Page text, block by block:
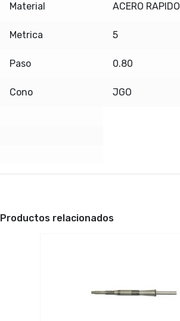
Material ACERO RAPIDO
Metrica 5
Paso 0.80
Cono JGO
Productos relacionados